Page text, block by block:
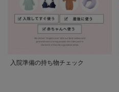
入院準備の持ち物チェック